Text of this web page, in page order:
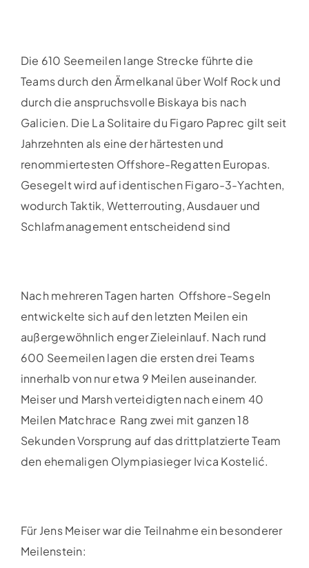
Die 610 Seemeilen lange Strecke führte die
Teams durch den Ärmelkanal über Wolf Rock und
durch die anspruchsvolle Biskaya bis nach
Galicien. Die La Solitaire du Figaro Paprec gilt seit
Jahrzehnten als eine der härtesten und
renommiertesten Offshore-Regatten Europas.
Gesegelt wird auf identischen Figaro-3-Yachten,
wodurch Taktik, Wetterrouting, Ausdauer und
Schlafmanagement entscheidend sind
Nach mehreren Tagen harten Offshore-Segeln
entwickelte sich auf den letzten Meilen ein
außergewöhnlich enger Zieleinlauf. Nach rund
600 Seemeilen lagen die ersten drei Teams
innerhalb von nur etwa 9 Meilen auseinander.
Meiser und Marsh verteidigten nach einem 40
Meilen Matchrace Rang zwei mit ganzen 18
Sekunden Vorsprung auf das drittplatzierte Team
den ehemaligen Olympiasieger Ivica Kostelić.
Für Jens Meiser war die Teilnahme ein besonderer
Meilenstein: